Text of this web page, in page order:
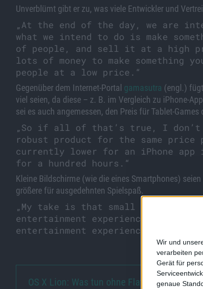
Wir und
verarbeiten
Gerät für
genaue
Unverblümt gibt er zu, was viele Entwickler und
„At the end of the day, we are
what we intend to do is make
of people, and sell it at a high
lots of money to make something
people at a low price.“
Gegenüber dem Internet-Portal gamasutra (engl.)
viel seien, da diese – z. B. im Vergleich zu iPhone-
sei es auch angemessen, den Preis für Tablet-
„So if all of that’s true, I don’t
robust product for the same
currently lower for an iPhone
for a hundred hours.“
Kleine Bildschirme (wie die eines Smartphones)
größere für ausgedehnten Spielspaß.
„My take is that small screens
entertainment experience. Mid
entertainment experience.“
OS X Lion: Was tun ohne Flatra…